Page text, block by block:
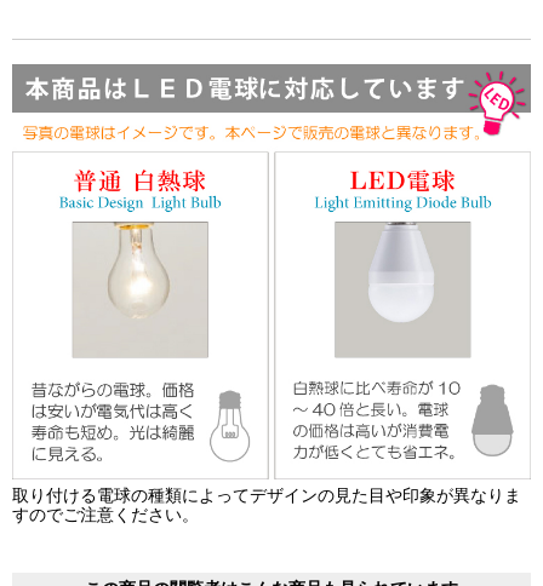
取り付ける電球の種類によってデザインの見た目や印象が異なりま
すのでご注意ください。